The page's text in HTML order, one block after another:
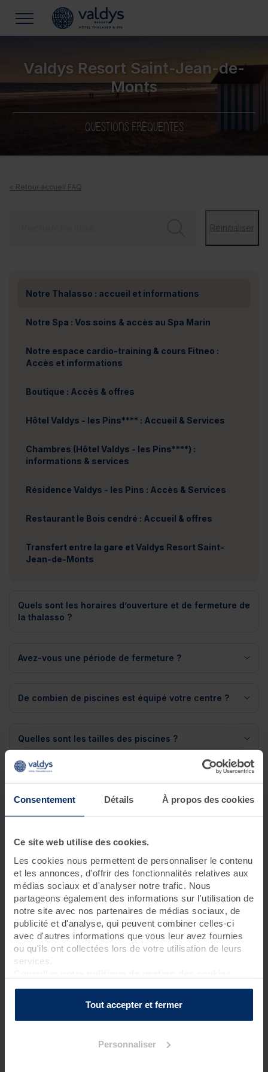
Consentement Détails À propos des cookies
Ce site web utilise des cookies.
Les cookies nous permettent de personnaliser le contenu
et les annonces, d'offrir des fonctionnalités relatives aux
médias sociaux et d'analyser notre trafic. Nous
partageons également des informations sur l'utilisation de
notre site avec nos partenaires de médias sociaux, de
publicité et d'analyse, qui peuvent combiner celles-ci
avec d'autres informations que vous leur avez fournies
ou qu'ils ont collectées lors de votre utilisation de leurs
services.
Tout accepter et fermer
Personnaliser
Valdys Resort Saint-Jean-de-
Monts
QUESTIONS FRÉQUENTES
< Retour accueil FAQ
Réinitialiser
Notre Thalasso : accueil et informations
Notre Spa : Vos soins & accès au Spa Marin
Notre espace cardio-training & cours Fitneo :
Accès et informations
Boutique : Accès & offres
Hôtel Valdys - les Pins**** : Accueil & Services
Chambres (Hôtel Valdys - les Pins****) :
informations & services
Résidence Valdys - les Pins : Accès & Services
Restaurant le Bois cendré : Accueil & offres
Transfert entre la gare et Valdys Resort Saint-
Jean-de-Monts
Quels sont les horaires d’ouverture et de fermeture de
la thalasso ?
Avez-vous une période de fermeture ?
De combien de piscines est équipé votre centre ?
Quelles sont les tailles des piscines ?
Demandez-vous une caution pour les peignoirs ?
Que dois-je apporter pour mon séjour thalasso ?
Où doit-on déposer les peignoirs en fin de séjour ?
Quelles sont les conditions d'accès pour les
personnes à mobilité réduite ?